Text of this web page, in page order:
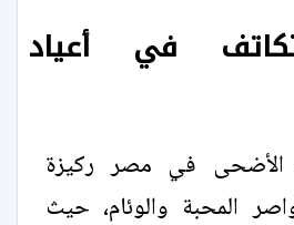
في أعياد
الأضحى في مصر ركيزة
المحبة والوئام، حيث